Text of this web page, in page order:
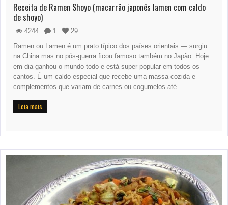
Receita de Ramen Shoyo (macarrão japonês lamen com caldo
de shoyo)
4244 1
29
Ramen ou Lamen é um prato típico dos países orientais — surgiu
na China mas no pós-guerra ficou famoso também no Japão. Hoje
em dia ganhou o mundo todo e está super popular em todos os
cantos. É um caldo especial que recebe uma massa cozida e
complementos que variam de carnes ou cogumelos até
Leia mais